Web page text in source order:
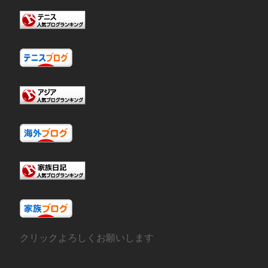
クリックよろしくお願いします